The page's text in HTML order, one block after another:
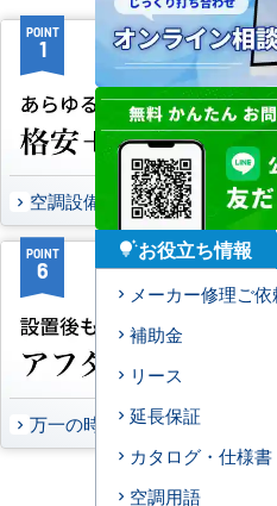
POINT
1
空調設備のご提案について
POINT
6
万一の時もお任せください
tips_and_updatesお役立ち情報
メーカー修理ご
補助金
リース
延長保証
カタログ・仕様書
空調用語